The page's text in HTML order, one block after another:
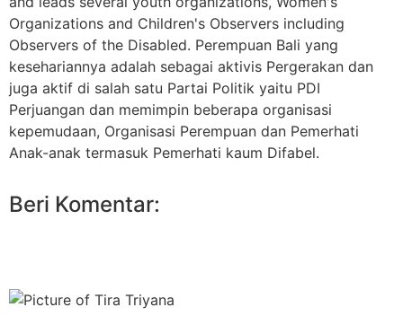
Organizations and Children's Observers including
Observers of the Disabled. Perempuan Bali yang
kesehariannya adalah sebagai aktivis Pergerakan dan
juga aktif di salah satu Partai Politik yaitu PDI
Perjuangan dan memimpin beberapa organisasi
kepemudaan, Organisasi Perempuan dan Pemerhati
Anak-anak termasuk Pemerhati kaum Difabel.
Beri Komentar: